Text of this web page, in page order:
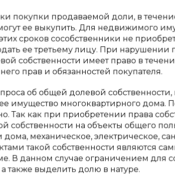
покупки продаваемой доли, в
ее выкупить. Для недвижимого
сроков сособственники не
ее третьему лицу. При
собственности имеет право в
прав и обязанностей покупателя.
об общей долевой
имущество многоквартирного дома.
Так как при приобретении права
собственности на объекты общего
механическое, электрическое,
такой собственности являются
В данном случае ограничением для
также выделить долю в натуре.